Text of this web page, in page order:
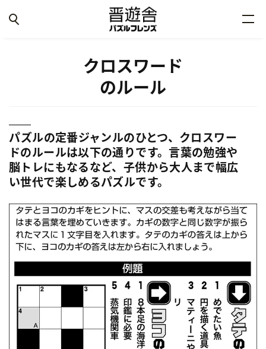
クロスワード
のルール
パズルの定番ジャンルのひとつ、クロスワー
ドのルールは以下の通りです。言葉の勉強や
脳トレにもなるなど、子供から大人まで幅広
い世代で楽しめるパズルです。